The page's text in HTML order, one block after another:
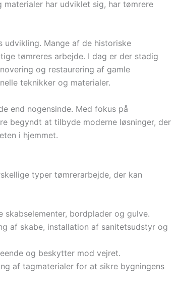
har udviklet sig, har tømrere
udvikling. Mange af de historiske
tømreres arbejde. I dag er der stadig
og restaurering af gamle
teknikker og materialer.
end nogensinde. Med fokus på
begyndt at tilbyde moderne løsninger, der
i hjemmet.
typer tømrerarbejde, der kan
skabselementer, bordplader og gulve.
af skabe, installation af sanitetsudstyr og
og beskytter mod vejret.
af tagmaterialer for at sikre bygningens